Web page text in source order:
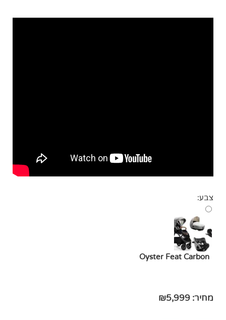
צבע:
Oyster Feat Carbon
מחיר: ₪5,999